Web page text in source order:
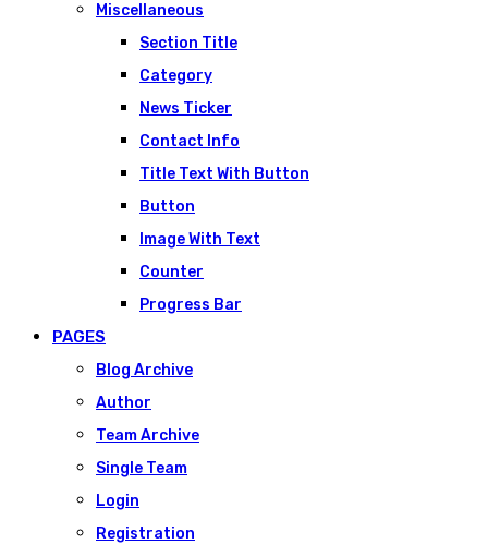
Miscellaneous
Section Title
Category
News Ticker
Contact Info
Title Text With Button
Button
Image With Text
Counter
Progress Bar
PAGES
Blog Archive
Author
Team Archive
Single Team
Login
Registration